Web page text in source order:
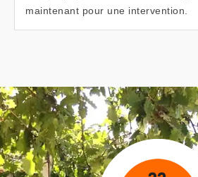
maintenant pour une intervention.